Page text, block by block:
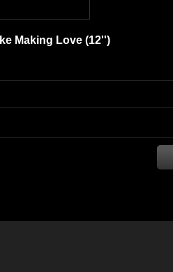
Making Love (12'')